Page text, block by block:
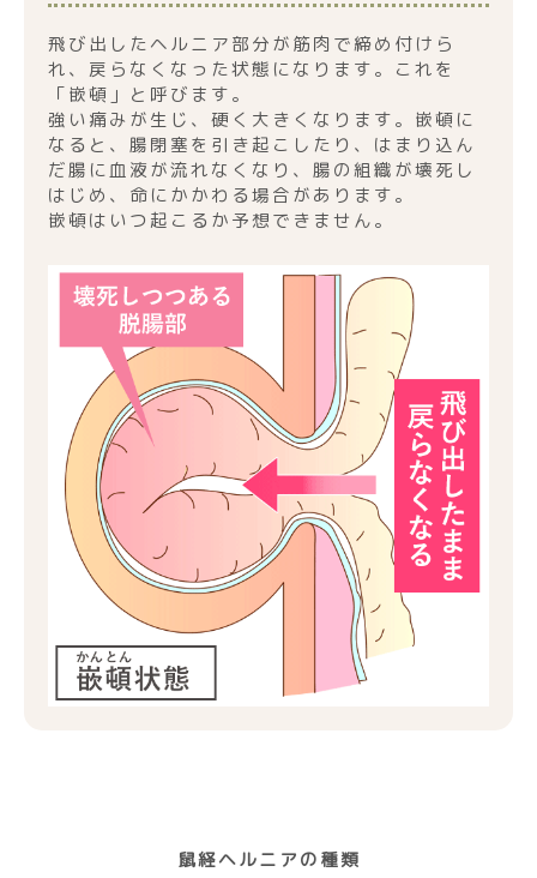
飛び出したヘルニア部分が筋肉で締め付けら
れ、戻らなくなった状態になります。これを
「嵌頓」と呼びます。
強い痛みが生じ、硬く大きくなります。嵌頓に
なると、腸閉塞を引き起こしたり、はまり込ん
だ腸に血液が流れなくなり、腸の組織が壊死し
はじめ、命にかかわる場合があります。
嵌頓はいつ起こるか予想できません。
鼠経ヘルニアの種類